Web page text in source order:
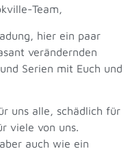
Team,
hier ein paar
verändernden
Serien mit Euch und
uns alle, schädlich für
viele von uns.
auch wie ein